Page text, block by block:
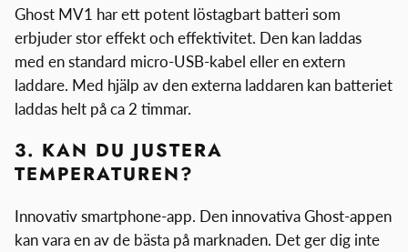
Ghost MV1 har ett potent löstagbart batteri som
erbjuder stor effekt och effektivitet. Den kan laddas
med en standard micro-USB-kabel eller en extern
laddare. Med hjälp av den externa laddaren kan batteriet
laddas helt på ca 2 timmar.
3. KAN DU JUSTERA
TEMPERATUREN?
Innovativ smartphone-app. Den innovativa Ghost-appen
kan vara en av de bästa på marknaden. Det ger dig inte